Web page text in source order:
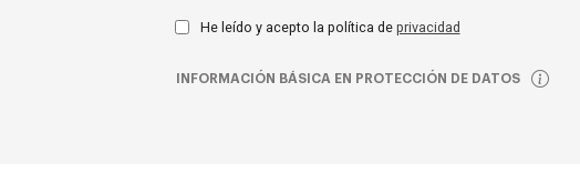
He leído y acepto la política deprivacidad
INFORMACIÓN BÁSICA EN PROTECCIÓN DE DATOS